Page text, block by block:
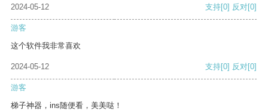
2024-05-12 支持[0] 反对[0]
游客
这个软件我非常喜欢
2024-05-12 支持[0] 反对[0]
游客
梯子神器，ins随便看，美美哒！